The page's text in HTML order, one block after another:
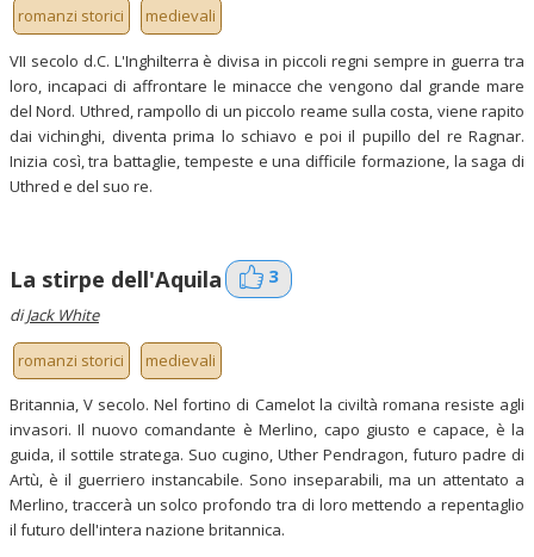
romanzi storici medievali
VII secolo d.C. L'Inghilterra è divisa in piccoli regni sempre in guerra tra
loro, incapaci di affrontare le minacce che vengono dal grande mare
del Nord. Uthred, rampollo di un piccolo reame sulla costa, viene rapito
dai vichinghi, diventa prima lo schiavo e poi il pupillo del re Ragnar.
Inizia così, tra battaglie, tempeste e una difficile formazione, la saga di
Uthred e del suo re.
La stirpe dell'Aquila 3
diJack White
romanzi storici medievali
Britannia, V secolo. Nel fortino di Camelot la civiltà romana resiste agli
invasori. Il nuovo comandante è Merlino, capo giusto e capace, è la
guida, il sottile stratega. Suo cugino, Uther Pendragon, futuro padre di
Artù, è il guerriero instancabile. Sono inseparabili, ma un attentato a
Merlino, traccerà un solco profondo tra di loro mettendo a repentaglio
il futuro dell'intera nazione britannica.